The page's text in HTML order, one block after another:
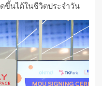
ขึ้นได้ในชีวิตประจำวัน